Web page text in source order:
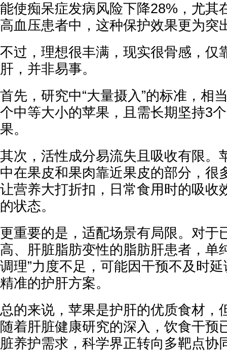
能使痴呆症发病风险下降28%，尤其
高血压患者中，这种保护效果更为突
不过，理想很丰满，现实很骨感，仅
肝，并非易事。
首先，研究中“大量摄入”的标准，相
个中等大小的苹果，且需长期坚持3
果。
其次，活性成分易流失且吸收有限。
中在果皮和果肉靠近果皮的部分，很
让营养大打折扣，日常食用时的吸收
的状态。
更重要的是，适配场景有局限。对于
高、肝脏脂肪变性的脂肪肝患者，单
调理”力度不足，可能因干预不及时
精准的护肝方案。
总的来说，苹果是护肝的优质食材，
随着肝脏健康研究的深入，饮食干预
脏养护需求，科学界正转向多靶点协